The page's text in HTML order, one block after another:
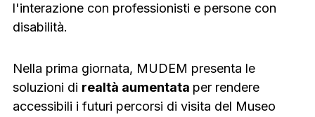
l'interazione con professionisti e persone con
disabilità.
Nella prima giornata, MUDEM presenta le
soluzioni di realtà aumentata per rendere
accessibili i futuri percorsi di visita del Museo